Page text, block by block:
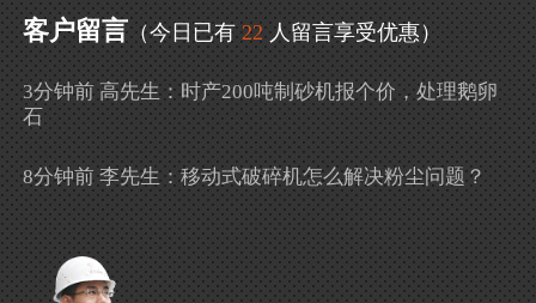
客户留言 （今日已有 22 人留言享受优惠）
3分钟前 高先生：时产200吨制砂机报个价，处理鹅卵
石
8分钟前 李先生：移动式破碎机怎么解决粉尘问题？
吗？